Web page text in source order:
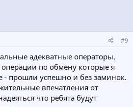
#9
адекватные операторы,
по обмену которые я
- прошли успешно и без заминок.
впечатления от
что ребята будут